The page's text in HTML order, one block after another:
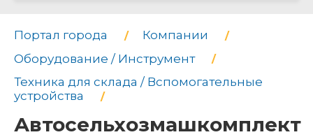
Портал города
Компании
Оборудование / Инструмент
Техника для склада / Вспомогательные
устройства
Автосельхозмашкомплект